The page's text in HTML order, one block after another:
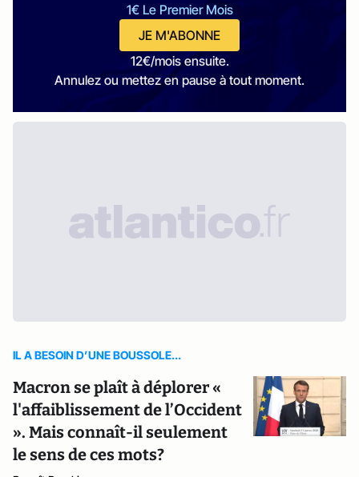
1€ Le Premier Mois
JE M'ABONNE
12€/mois ensuite.
Annulez ou mettez en pause à tout moment.
IL A BESOIN D’UNE BOUSSOLE...
Macron se plaît à déplorer «
l'affaiblissement de l’Occident
». Mais connaît-il seulement
le sens de ces mots?